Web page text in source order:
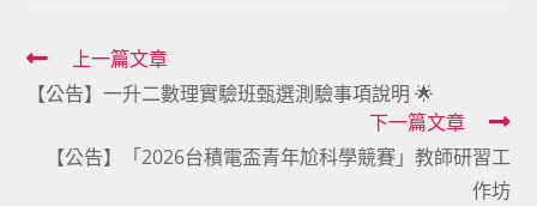
Read
more
articles
上一篇文章
【公告】一升二數理實驗班甄選測驗事項說明 🌟
下一篇文章
【公告】「2026台積電盃青年尬科學競賽」教師研習工
作坊